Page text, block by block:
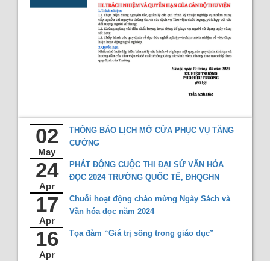
02
May
THÔNG BÁO LỊCH MỞ CỬA PHỤC VỤ TĂNG
CƯỜNG
24
Apr
PHÁT ĐỘNG CUỘC THI ĐẠI SỨ VĂN HÓA
ĐỌC 2024 TRƯỜNG QUỐC TẾ, ĐHQGHN
17
Apr
Chuỗi hoạt động chào mừng Ngày Sách và
Văn hóa đọc năm 2024
16
Apr
Tọa đàm “Giá trị sống trong giáo dục”